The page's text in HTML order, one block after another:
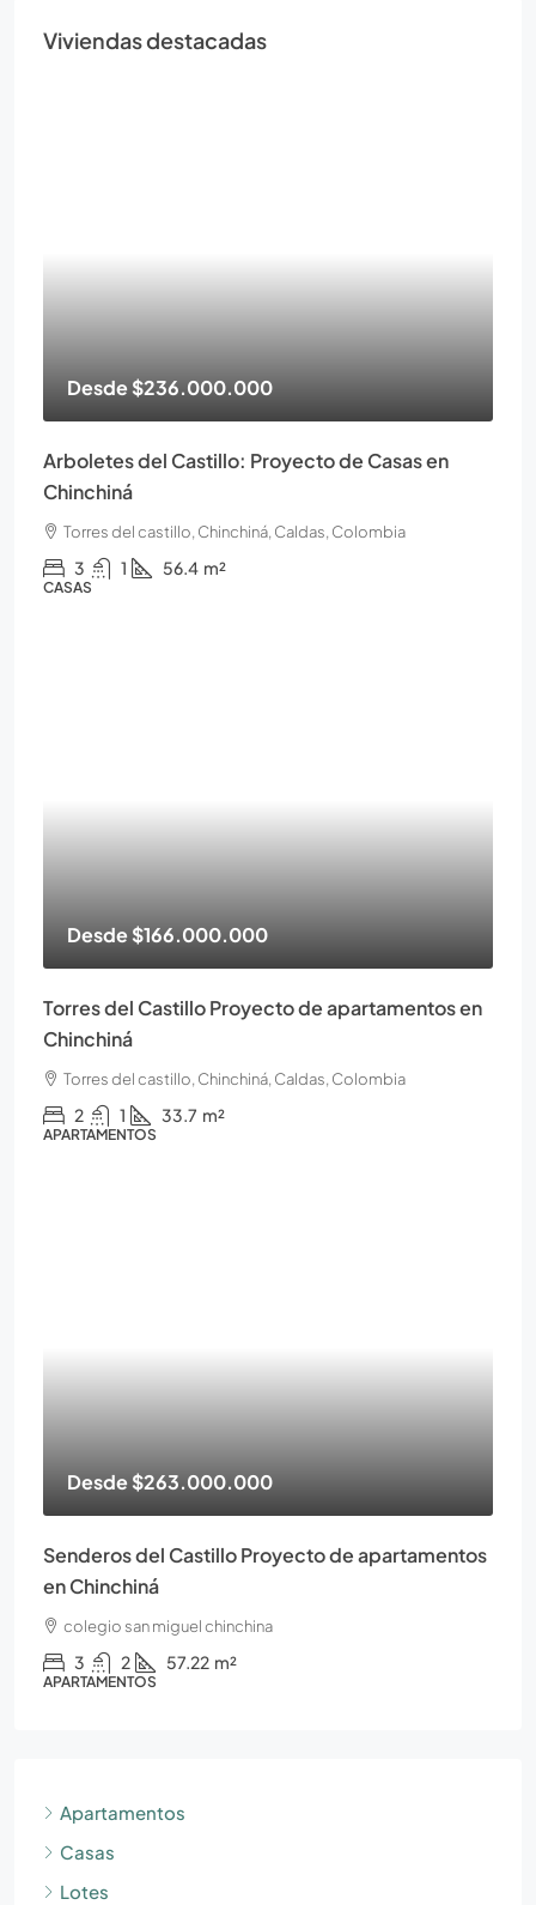
Viviendas destacadas
Desde$236.000.000
Arboletes del Castillo: Proyecto de Casas en
Chinchiná
Torres del castillo, Chinchiná, Caldas, Colombia
3 1 56.4 m²
CASAS
Desde$166.000.000
Torres del Castillo Proyecto de apartamentos en
Chinchiná
Torres del castillo, Chinchiná, Caldas, Colombia
2 1 33.7 m²
APARTAMENTOS
Desde$263.000.000
Senderos del Castillo Proyecto de apartamentos
en Chinchiná
colegio san miguel chinchina
3 2 57.22 m²
APARTAMENTOS
Apartamentos
Casas
Lotes